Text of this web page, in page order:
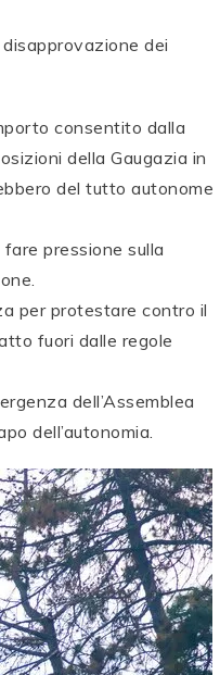
dei
consentito dalla
della Gaugazia in
del tutto autonome
pressione sulla
per protestare contro il
fuori dalle regole
dell’Assemblea
dell’autonomia.